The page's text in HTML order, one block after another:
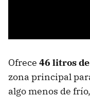
Ofrece 46 litros
zona principal
algo menos de